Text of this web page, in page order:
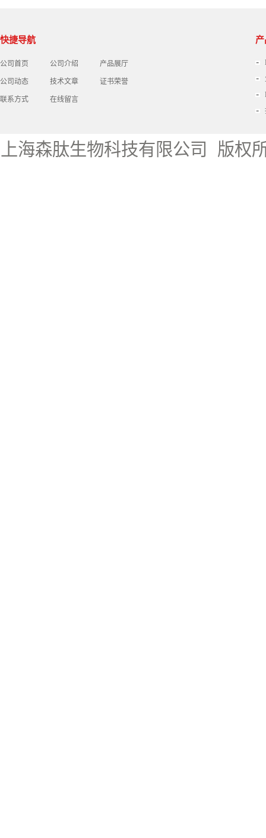
快捷导航
公司首页 公司介绍 产品展厅
公司动态 技术文章 证书荣誉
联系方式 在线留言
上海森肽生物科技有限公司 版权